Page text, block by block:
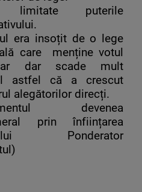
limitate puterile
era insoțit de o lege
care menține votul
dar scade mult
astfel că a crescut
alegătorilor direcți.
devenea
prin înființarea
Ponderator